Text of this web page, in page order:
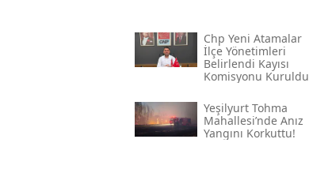
Chp Yeni Atamalar
İlçe Yönetimleri
Belirlendi Kayısı
Komisyonu Kuruldu
Yeşilyurt Tohma
Mahallesi’nde Anız
Yangını Korkuttu!